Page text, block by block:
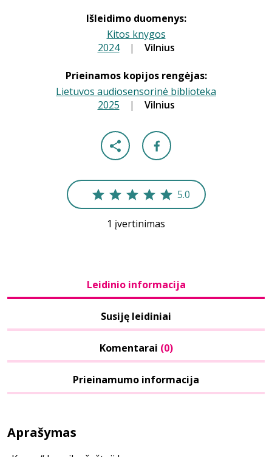
Išleidimo duomenys:
Kitos knygos
2024 | Vilnius
Prieinamos kopijos rengėjas:
Lietuvos audiosensorinė biblioteka
2025 | Vilnius
5.0
1 įvertinimas
Leidinio informacija
Susiję leidiniai
Komentarai (0)
Prieinamumo informacija
Aprašymas